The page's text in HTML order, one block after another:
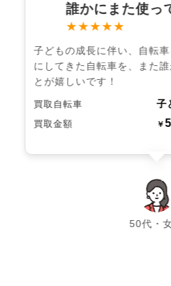
誰かにまた使っ
★★★★★
子どもの成長に伴い、自転
にしてきた自転車を、また
とが嬉しいです！
買取自転車 子
買取金額 ￥
50代・
chevron_left chevron_right